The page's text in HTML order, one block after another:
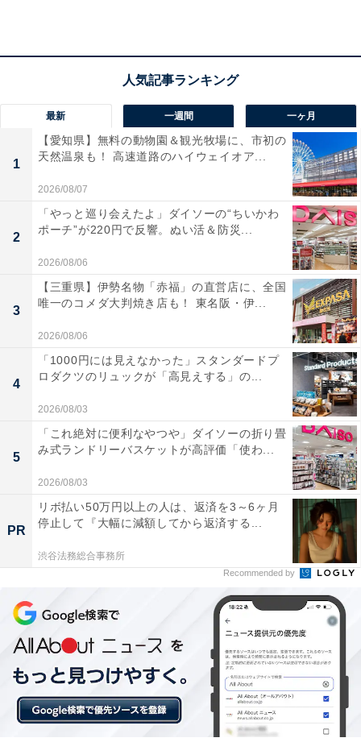
るオートフレーミング機能を備え、臨場感のあるスムー
ズなWeb会議を叶えてくれます。
ユーザーからは「設定がシンプルで楽」「映像も音質も
クリア」と好評です。一方で、「広い会議室には収音範
囲が物足りない」という声も。オンライン会議の質を上
げたい人や、機材周りをスッキリさせたい人には、おす
すめの商品といえそうです。
【Amazonお買い得情報】Bose「スマートサ
ウンドバー」が特別価格で登場中【2月6日】
【今日チェックしたい】BOSEの人気商品5選
BOSE「Smart Ultra Soundbar」
最新 一週間 一ヶ月
1
【愛知県】無料の動物園＆観光牧場に、市初の
天然温泉も！ 高速道路のハイウェイオア...
2026/08/07
2
「やっと巡り会えたよ」ダイソーの“ちいかわ
ポーチ”が220円で反響。ぬい活＆防災...
2026/08/06
3
【三重県】伊勢名物「赤福」の直営店に、全国
唯一のコメダ大判焼き店も！ 東名阪・伊...
2026/08/06
4
「1000円には見えなかった」スタンダードプ
ロダクツのリュックが「高見えする」の...
2026/08/03
5
「これ絶対に便利なやつや」ダイソーの折り畳
み式ランドリーバスケットが高評価「使わ...
2026/08/03
PR
リボ払い50万円以上の人は、返済を3～6ヶ月
停止して『大幅に減額してから返済する...
渋谷法務総合事務所
Recommended by